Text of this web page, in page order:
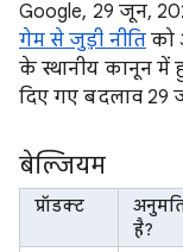
Google, 29 जून,
गेम से जुड़ी नीतिको
के स्थानीय कानून में
दिए गए बदलाव 29
बेल्जियम
प्रॉडक्ट
है?